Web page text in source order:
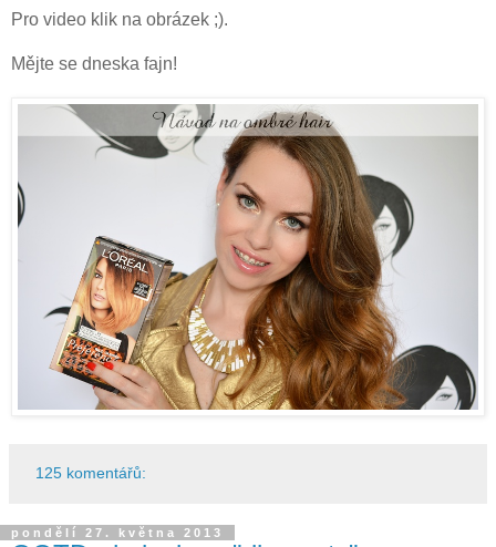
Pro video klik na obrázek ;).
Mějte se dneska fajn!
125 komentářů:
pondělí 27. května 2013